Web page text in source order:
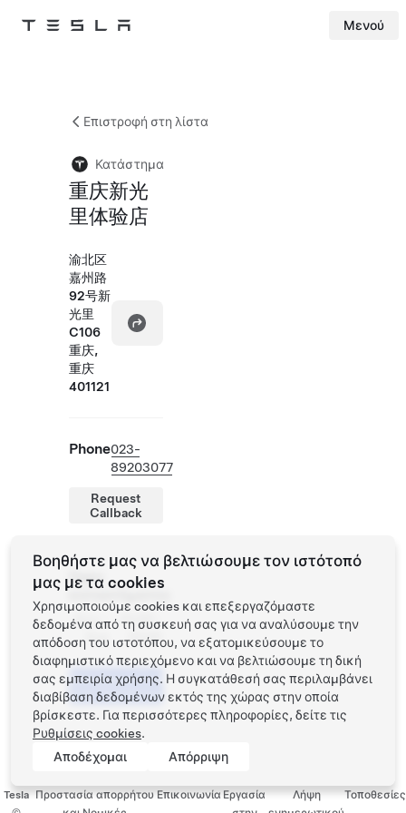
Tesla Μενού
Επιστροφή στη λίστα
Κατάστημα
重庆新光
里体验店
渝北区
嘉州路
92号新
光里
C106
重庆,
重庆
401121
Phone023-
89203077
Request
Callback
Ώρες
καταστήματος
Δευ -
Κυρ
10:00 -
22:00
Προγραμματίστε
ένα Test Drive
Tesla Προστασία απορρήτου Επικοινωνία Εργασία
Λήψη
Τοποθεσίες
Βοηθήστε μας να βελτιώσουμε τον ιστότοπό
μας με τα cookies
Χρησιμοποιούμε cookies και επεξεργαζόμαστε
δεδομένα από τη συσκευή σας για να αναλύσουμε την
απόδοση του ιστοτόπου, να εξατομικεύσουμε το
διαφημιστικό περιεχόμενο και να βελτιώσουμε τη δική
σας εμπειρία χρήσης. Η συγκατάθεσή σας περιλαμβάνει
διαβίβαση δεδομένων εκτός της χώρας στην οποία
βρίσκεστε. Για περισσότερες πληροφορίες, δείτε τις
Ρυθμίσεις cookies.
Αποδέχομαι
Απόρριψη